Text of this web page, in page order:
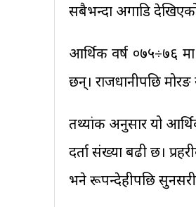
सबैभन्दा अगाडि
आर्थिक वर्ष ०७५÷७६
छन्। राजधानीपछि
तथ्यांक अनुसार यो
दर्ता संख्या बढी छ।
भने रूपन्देहीपछि